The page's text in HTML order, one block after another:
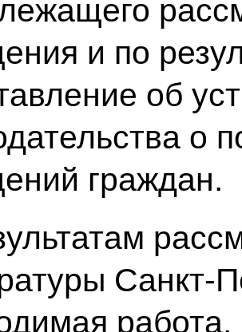
и по
об
о
граждан.
Санкт-